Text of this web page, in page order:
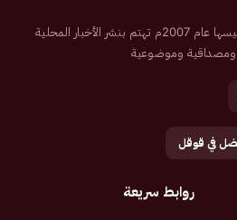
صحيفة إلكترونية سعودية تم تأسيسها عام 2007م تهتم بنشر الأخبار المحلية
ومصداقية وموضوعية
في قوقل
روابط سريعة